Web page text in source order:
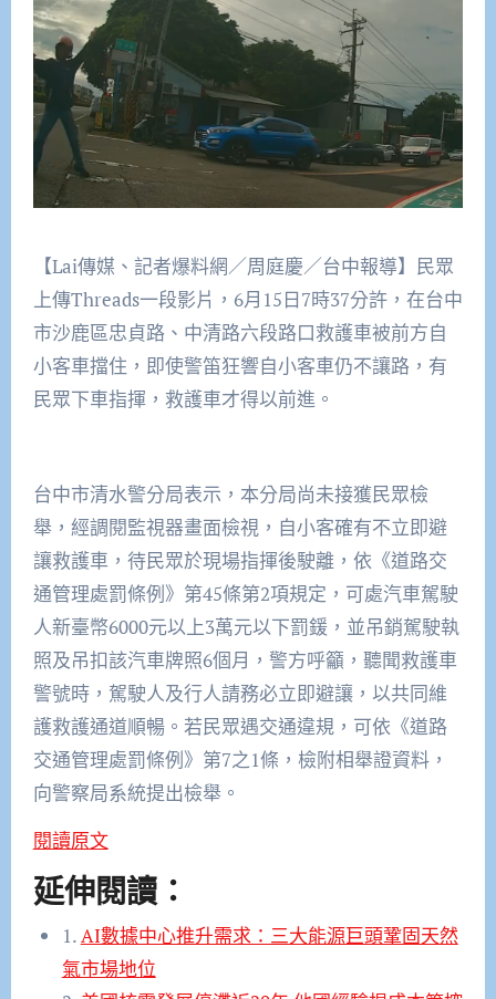
【Lai傳媒、記者爆料網／周庭慶／台中報導】民眾
上傳Threads一段影片，6月15日7時37分許，在台中
市沙鹿區忠貞路、中清路六段路口救護車被前方自
小客車擋住，即使警笛狂響自小客車仍不讓路，有
民眾下車指揮，救護車才得以前進。
台中市清水警分局表示，本分局尚未接獲民眾檢
舉，經調閱監視器畫面檢視，自小客確有不立即避
讓救護車，待民眾於現場指揮後駛離，依《道路交
通管理處罰條例》第45條第2項規定，可處汽車駕駛
人新臺幣6000元以上3萬元以下罰鍰，並吊銷駕駛執
照及吊扣該汽車牌照6個月，警方呼籲，聽聞救護車
警號時，駕駛人及行人請務必立即避讓，以共同維
護救護通道順暢。若民眾遇交通違規，可依《道路
交通管理處罰條例》第7之1條，檢附相舉證資料，
向警察局系統提出檢舉。
閱讀原文
延伸閱讀：
1.AI數據中心推升需求：三大能源巨頭鞏固天然
氣市場地位